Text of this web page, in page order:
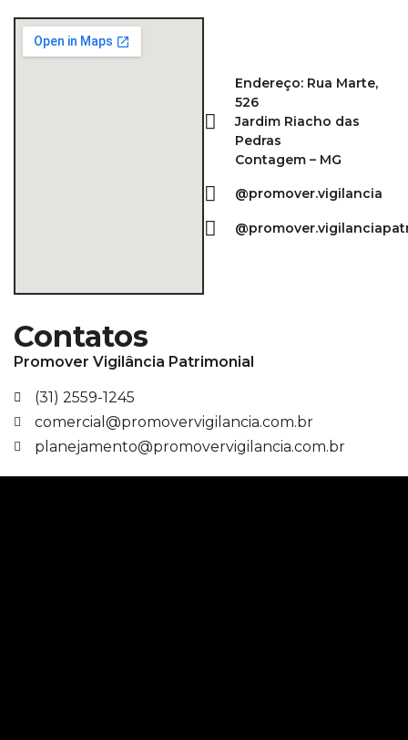
Endereço: Rua Marte,
526
Jardim Riacho das
Pedras
Contagem – MG
@promover.vigilancia
Contatos
Promover Vigilância Patrimonial
(31) 2559-1245
comercial@promovervigilancia.com.br
planejamento@promovervigilancia.com.br